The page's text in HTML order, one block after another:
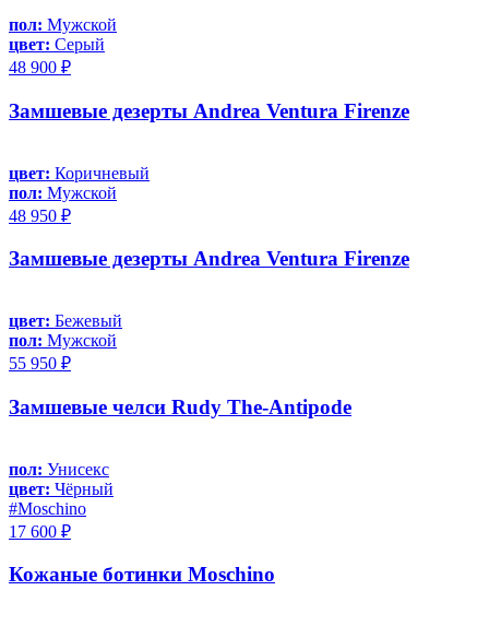
пол: Мужской
цвет: Серый
48 900 ₽
Замшевые дезерты Andrea Ventura Firenze
цвет: Коричневый
пол: Мужской
48 950 ₽
Замшевые дезерты Andrea Ventura Firenze
цвет: Бежевый
пол: Мужской
55 950 ₽
Замшевые челси Rudy The-Antipode
пол: Унисекс
цвет: Чёрный
#Moschino
17 600 ₽
Кожаные ботинки Moschino